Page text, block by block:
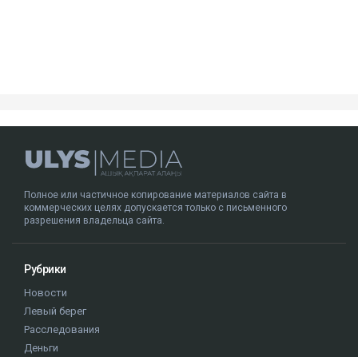
пожизненным лишением права управления
потерпевших, кроме отца погибшей Томирис,
претензий.